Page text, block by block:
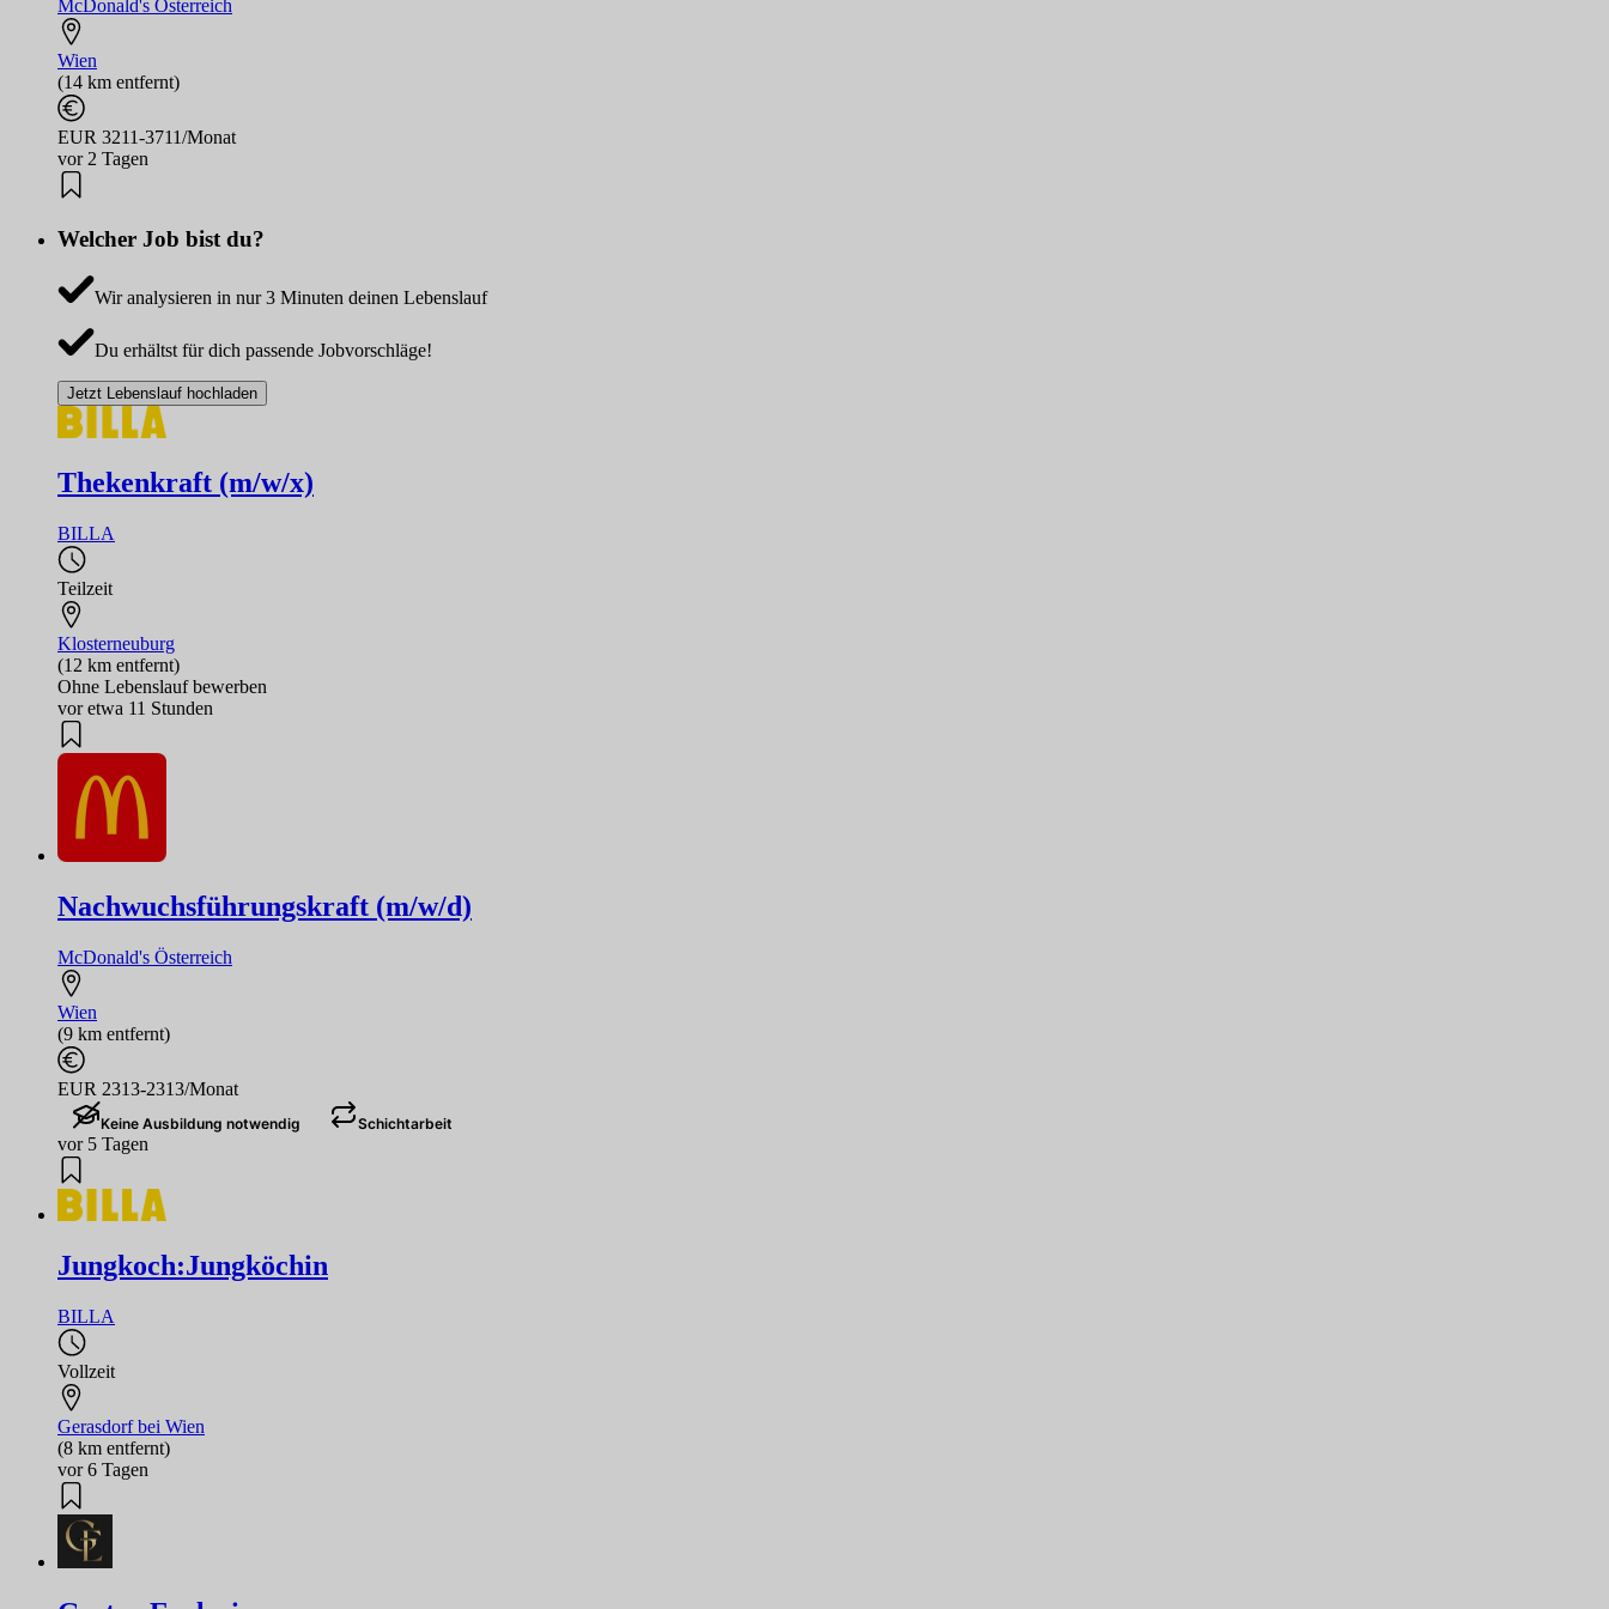
McDonald's Österreich
Wien
(14 km entfernt)
EUR 3211-3711/Monat
vor 2 Tagen
Welcher Job bist du?
Wir analysieren in nur 3 Minuten deinen Lebenslauf
Du erhältst für dich passende Jobvorschläge!
Jetzt Lebenslauf hochladen
Thekenkraft (m/w/x)
BILLA
Teilzeit
Klosterneuburg
(12 km entfernt)
Ohne Lebenslauf bewerben
vor etwa 11 Stunden
Nachwuchsführungskraft (m/w/d)
McDonald's Österreich
Wien
(9 km entfernt)
EUR 2313-2313/Monat
Keine Ausbildung notwendig Schichtarbeit
vor 5 Tagen
Jungkoch:Jungköchin
BILLA
Vollzeit
Gerasdorf bei Wien
(8 km entfernt)
vor 6 Tagen